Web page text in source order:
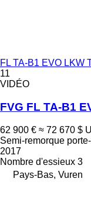
FL TA-B1 EVO LKW
11
VIDÉO
FVG FL TA-B1
62 900 € ≈ 72 670 $
Semi-remorque
2017
Nombre d'essieux 3
Pays-Bas, Vuren